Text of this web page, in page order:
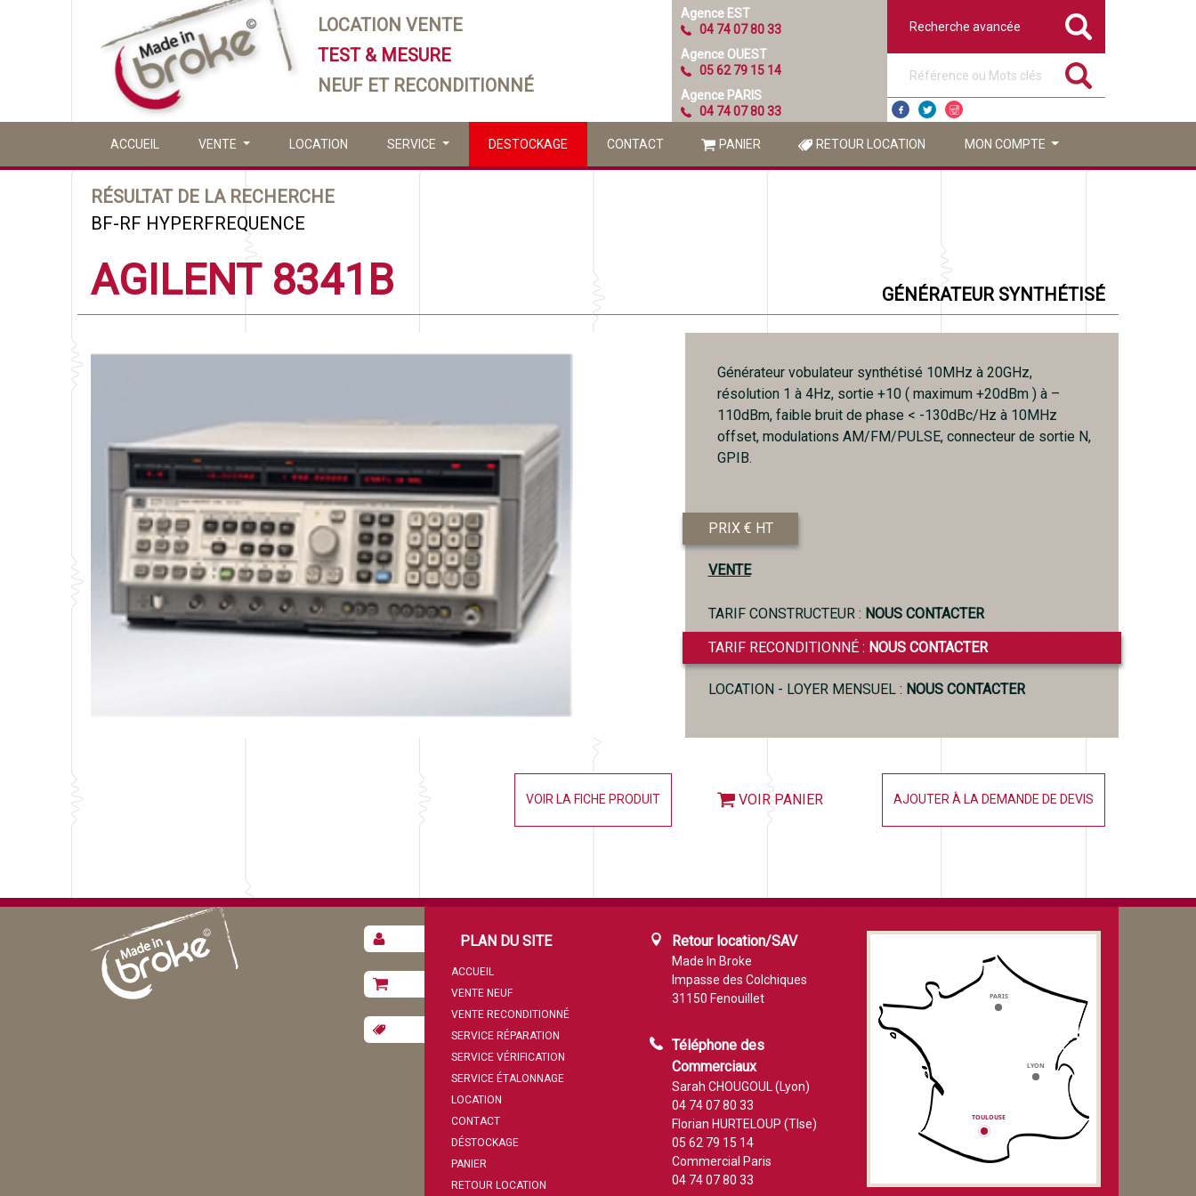
LOCATION VENTE
TEST & MESURE
NEUF ET RECONDITIONNÉ
Agence EST
04 74 07 80 33
Agence OUEST
05 62 79 15 14
Agence PARIS
04 74 07 80 33
Recherche avancée
ACCUEIL VENTE LOCATION SERVICE DESTOCKAGE CONTACT PANIER RETOUR LOCATION MON COMPTE
RÉSULTAT DE LA RECHERCHE
BF-RF HYPERFREQUENCE
AGILENT 8341B GÉNÉRATEUR SYNTHÉTISÉ
Générateur vobulateur synthétisé 10MHz à 20GHz,
résolution 1 à 4Hz, sortie +10 ( maximum +20dBm ) à –
110dBm, faible bruit de phase < -130dBc/Hz à 10MHz
offset, modulations AM/FM/PULSE, connecteur de sortie N,
GPIB.
PRIX € HT
VENTE
TARIF CONSTRUCTEUR : NOUS CONTACTER
TARIF RECONDITIONNÉ : NOUS CONTACTER
LOCATION - LOYER MENSUEL : NOUS CONTACTER
VOIR LA FICHE PRODUIT VOIR PANIER AJOUTER À LA DEMANDE DE DEVIS
PLAN DU SITE
ACCUEIL
VENTE NEUF
VENTE RECONDITIONNÉ
SERVICE RÉPARATION
SERVICE VÉRIFICATION
SERVICE ÉTALONNAGE
LOCATION
CONTACT
DÉSTOCKAGE
PANIER
RETOUR LOCATION
Retour location/SAV
Made In Broke
Impasse des Colchiques
31150 Fenouillet
Téléphone des
Commerciaux
Sarah CHOUGOUL (Lyon)
04 74 07 80 33
Florian HURTELOUP (Tlse)
05 62 79 15 14
Commercial Paris
04 74 07 80 33